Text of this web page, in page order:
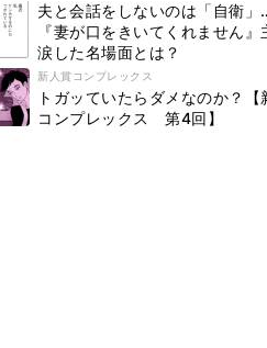
夫と会話をしないのは「自衛
『妻が口をきいてくれません』
涙した名場面とは？
新人賞コンプレックス
トガッていたらダメなのか？【
コンプレックス 第4回】